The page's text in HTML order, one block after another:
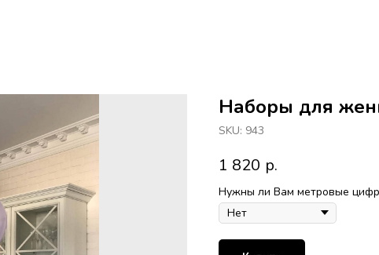
Наборы для
SKU: 943
1 820 р.
Нужны ли Вам метровые